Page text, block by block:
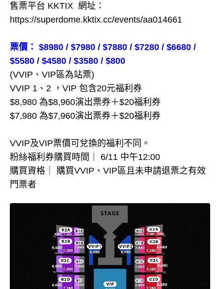
售票平台 KKTIX 網址：
https://superdome.kktix.cc/events/aa014661
票價： $8980 / $7980 / $7880 / $7280 / $6680 /
$5580 / $4580 / $3580 / $800
(VVIP、VIP區為站票)
VVIP 1、2 ，VIP 包含20元福利券
$8,980 為$8,960演出票券＋$20福利券
$7,980 為$7,960演出票券＋$20福利券
VVIP及VIP票價可兌換的福利不同。
粉絲福利券購買時間｜ 6/11 中午12:00
購買資格｜ 購買VVIP、VIP區且未申請退票之有效
門票者